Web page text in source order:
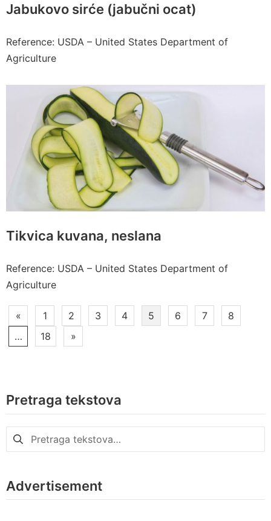
Jabukovo sirće (jabučni ocat)
Reference: USDA – United States Department of
Agriculture
Tikvica kuvana, neslana
Reference: USDA – United States Department of
Agriculture
Paginacija
članaka
« 1 2 3 4 5 6 7
8
…
18 »
Pretraga tekstova
Pretraga
za:
Advertisement